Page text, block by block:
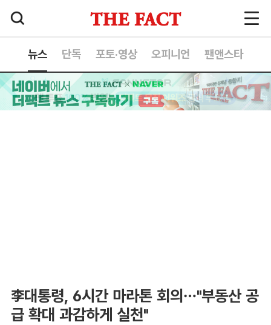
뉴스 단독 포토·영상 오피니언 팬앤스타
李대통령, 6시간 마라톤 회의…"부동산 공
급 확대 과감하게 실천"